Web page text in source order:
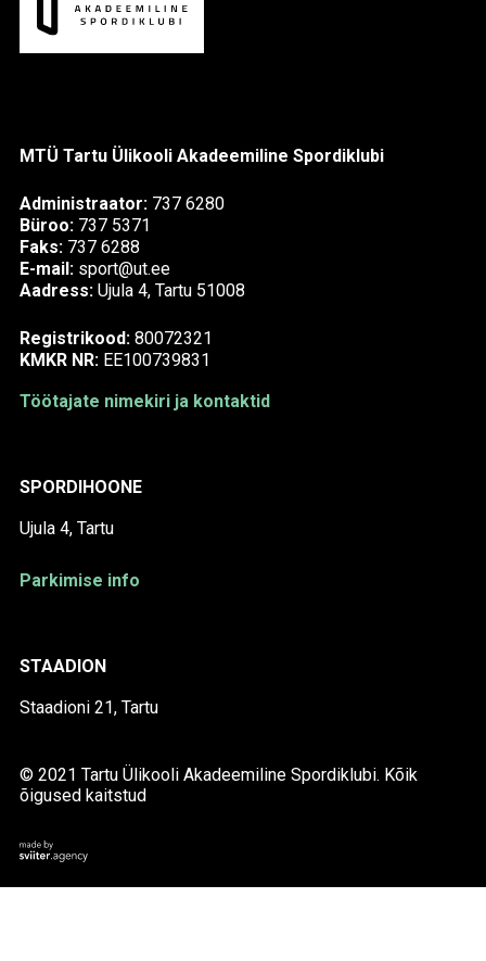
MTÜ Tartu Ülikooli Akadeemiline Spordiklubi
Administraator: 737 6280
Büroo: 737 5371
Faks: 737 6288
E-mail: sport@ut.ee
Aadress: Ujula 4, Tartu 51008
Registrikood: 80072321
KMKR NR: EE100739831
Töötajate nimekiri ja kontaktid
SPORDIHOONE
Ujula 4, Tartu
Parkimise info
STAADION
Staadioni 21, Tartu
© 2021 Tartu Ülikooli Akadeemiline Spordiklubi. Kõik
õigused kaitstud